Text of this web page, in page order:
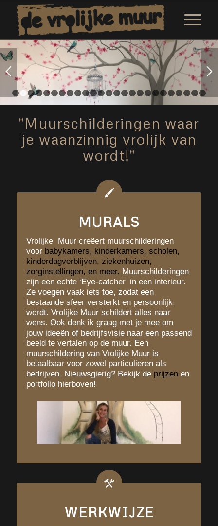
1 2 3 4 5 6 7 8 9 1011 12 13141516171819
"Muurschilderingen waar
je waanzinnig vrolijk van
wordt!"
MURALS
Vrolijke Muur creëert muurschilderingen
voor babykamers, kinderkamers, scholen,
kinderdagverblijven, ziekenhuizen,
zorginstellingen, en meer. Muurschilderingen
zijn een echte ‘Eye-catcher’ in een interieur.
Ze voegen vaak iets toe, zodat een
bestaande sfeer versterkt en persoonlijk
wordt. Vrolijke Muur schildert alles naar
wens. Ook denk ik graag met je mee om
jouw ideeën of bedrijfsvisie naar een passend
beeld te vertalen op de muur. Een
muurschildering van Vrolijke Muur is
betaalbaar voor zowel particulieren als
bedrijven. Nieuwsgierig? Bekijk de prijzen en
portfolio hierboven!
WERKWIJZE